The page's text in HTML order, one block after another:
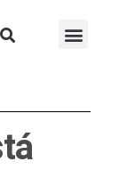
Buscar